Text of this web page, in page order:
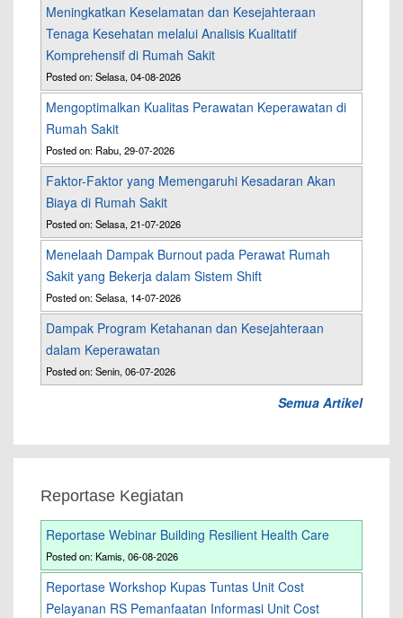
Meningkatkan Keselamatan dan Kesejahteraan
Tenaga Kesehatan melalui Analisis Kualitatif
Komprehensif di Rumah Sakit
Posted on: Selasa, 04-08-2026
Mengoptimalkan Kualitas Perawatan Keperawatan di
Rumah Sakit
Posted on: Rabu, 29-07-2026
Faktor-Faktor yang Memengaruhi Kesadaran Akan
Biaya di Rumah Sakit
Posted on: Selasa, 21-07-2026
Menelaah Dampak Burnout pada Perawat Rumah
Sakit yang Bekerja dalam Sistem Shift
Posted on: Selasa, 14-07-2026
Dampak Program Ketahanan dan Kesejahteraan
dalam Keperawatan
Posted on: Senin, 06-07-2026
Semua Artikel
Reportase Kegiatan
Reportase Webinar Building Resilient Health Care
Posted on: Kamis, 06-08-2026
Reportase Workshop Kupas Tuntas Unit Cost
Pelayanan RS Pemanfaatan Informasi Unit Cost